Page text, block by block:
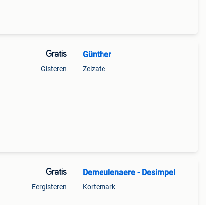
Gratis
Gisteren
Günther
Zelzate
Gratis
Eergisteren
Demeulenaere - Desimpel
Kortemark